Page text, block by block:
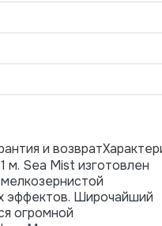
и возврат
м. Sea Mist изготовлен
эффектов. Широчайший
огромной